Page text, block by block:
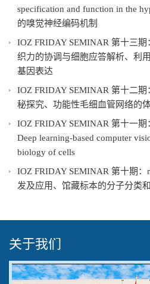
specification and function in the
的嗅觉神经编码机制
IOZ FRIDAY SEMINAR 第十三
织力的协调与细胞应答解析、利
基因表达
IOZ FRIDAY SEMINAR 第十二
秘探究、功能性毛细血管网络的
IOZ FRIDAY SEMINAR 第十一期
Deep learning-based computer
biology of cells
IOZ FRIDAY SEMINAR 第十期
发及应用、馆藏标本的分子分类
关于我们